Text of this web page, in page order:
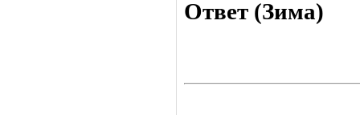
Ответ (Зима)